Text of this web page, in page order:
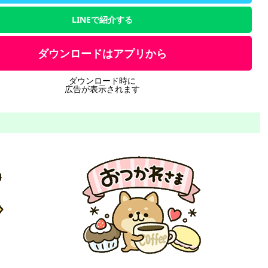
LINEで紹介する
ダウンロードはアプリから
ダウンロード時に
広告が表示されます